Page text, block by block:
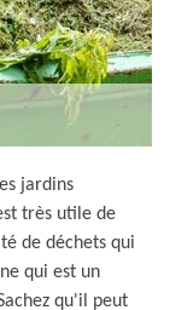
jardins
très utile de
de déchets qui
qui est un
qu'il peut